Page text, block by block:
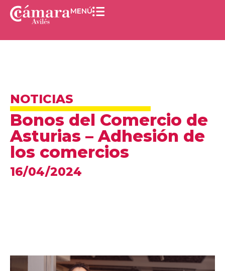
MENÚ
NOTICIAS
Bonos del Comercio de
Asturias – Adhesión de
los comercios
16/04/2024